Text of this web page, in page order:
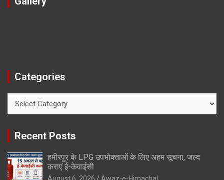
Categories
Recent Posts
हमीरपुर के LPG उपभोक्ताओं के लिए अहम सूचना, जल्द
कराएं ई-केवाईसी